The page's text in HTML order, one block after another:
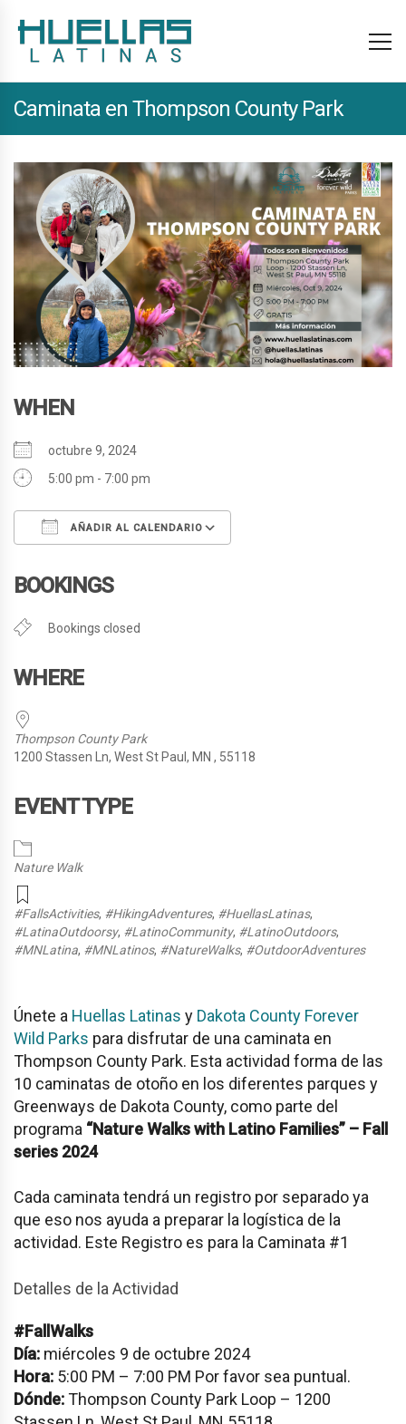
Caminata en Thompson County Park
WHEN
octubre 9, 2024
5:00 pm - 7:00 pm
AÑADIR AL CALENDARIO
BOOKINGS
Bookings closed
WHERE
Thompson County Park
1200 Stassen Ln, West St Paul, MN , 55118
EVENT TYPE
Nature Walk
#FallsActivities, #HikingAdventures, #HuellasLatinas,
#LatinaOutdoorsy, #LatinoCommunity, #LatinoOutdoors,
#MNLatina, #MNLatinos, #NatureWalks, #OutdoorAdventures
Únete a Huellas Latinas y Dakota County Forever
Wild Parks para disfrutar de una caminata en
Thompson County Park. Esta actividad forma de las
10 caminatas de otoño en los diferentes parques y
Greenways de Dakota County, como parte del
programa “Nature Walks with Latino Families” – Fall
series 2024
Cada caminata tendrá un registro por separado ya
que eso nos ayuda a preparar la logística de la
actividad. Este Registro es para la Caminata #1
Detalles de la Actividad
#FallWalks
Día: miércoles 9 de octubre 2024
Hora: 5:00 PM – 7:00 PM Por favor sea puntual.
Dónde:Thompson County Park Loop – 1200